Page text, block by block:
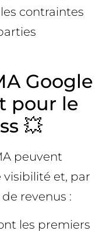
contraintes
Google
pour le
💥
peuvent
visibilité et, par
revenus :
les premiers